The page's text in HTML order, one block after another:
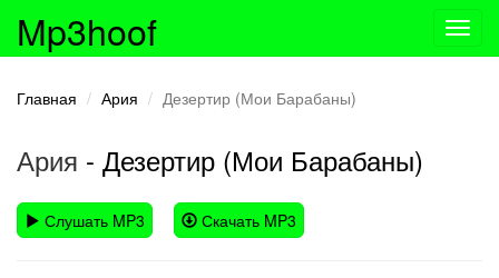
Mp3hoof
Главная Ария Дезертир (Мои Барабаны)
Ария - Дезертир (Мои Барабаны)
Слушать MP3 Скачать MP3